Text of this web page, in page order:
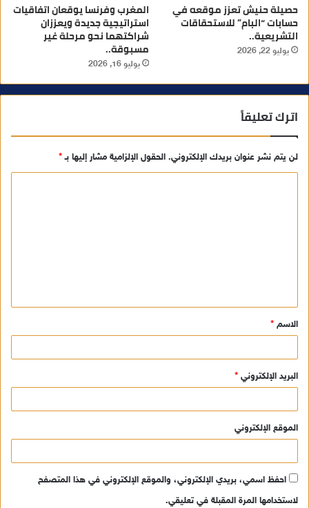
حصيلة حنيش تعزز موقعه في
حسابات “البام” للاستحقاقات
التشريعية..
يوليو 22, 2026
المغرب وفرنسا يوقعان اتفاقيات
استراتيجية جديدة ويعززان
شراكتهما نحو مرحلة غير
مسبوقة..
يوليو 16, 2026
اترك تعليقاً
لن يتم نشر عنوان بريدك الإلكتروني. الحقول الإلزامية مشار إليها بـ*
ق
*
الاسم *
البريد الإلكتروني *
الموقع الإلكتروني
احفظ اسمي، بريدي الإلكتروني، والموقع الإلكتروني في هذا المتصفح
لاستخدامها المرة المقبلة في تعليقي.